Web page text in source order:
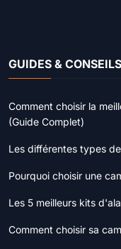
GUIDES & CONSEILS
Comment choisir la
(Guide Complet)
Les différentes types
Pourquoi choisir une
Les 5 meilleurs kits
Comment choisir sa